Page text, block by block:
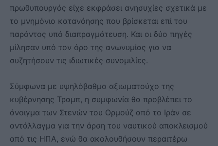
πρωθυπουργός είχε εκφράσει ανησυχίες σχετικά με
το μνημόνιο κατανόησης που βρίσκεται επί του
παρόντος υπό διαπραγμάτευση. Και οι δύο πηγές
μίλησαν υπό τον όρο της ανωνυμίας για να
συζητήσουν τις ιδιωτικές συνομιλίες.
Σύμφωνα με υψηλόβαθμο αξιωματούχο της
κυβέρνησης Τραμπ, η συμφωνία θα προβλέπει το
άνοιγμα των Στενών του Ορμούζ από το Ιράν σε
αντάλλαγμα για την άρση του ναυτικού αποκλεισμού
από τις ΗΠΑ, ενώ θα ακολουθήσουν περαιτέρω